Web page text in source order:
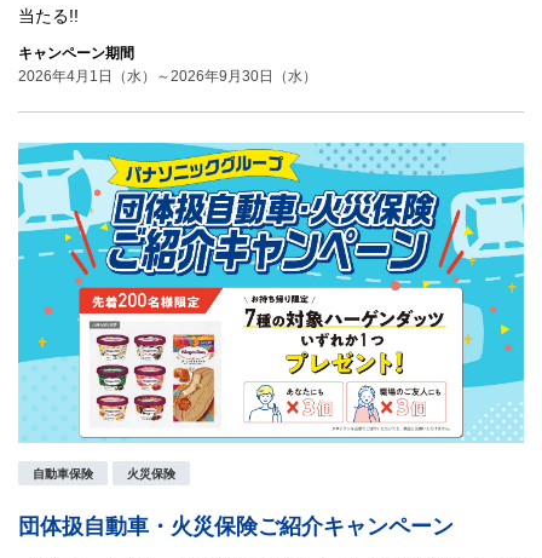
当たる!!
キャンペーン期間
2026年4月1日（水）～2026年9月30日（水）
自動車保険 火災保険
団体扱自動車・火災保険ご紹介キャンペーン